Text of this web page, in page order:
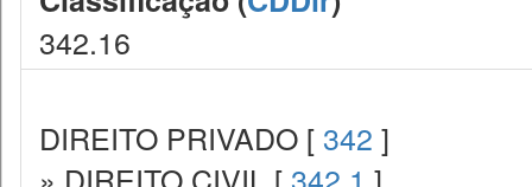
342.16
DIREITO PRIVADO [ 342 ]